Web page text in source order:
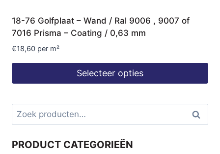
18-76 Golfplaat – Wand / Ral 9006 , 9007 of
7016 Prisma – Coating / 0,63 mm
€18,60 per m²
Selecteer opties
Zoeken
naar:
Zoeken
PRODUCT CATEGORIEËN